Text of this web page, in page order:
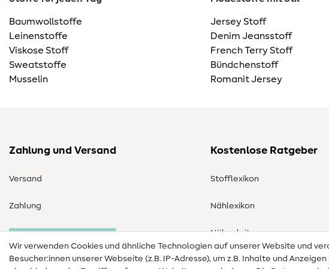
Baumwollstoffe
Leinenstoffe
Viskose Stoff
Sweatstoffe
Musselin
Jersey Stoff
Denim Jeansstoff
French Terry Stoff
Bündchenstoff
Romanit Jersey
Zahlung und Versand
Versand
Zahlung
Kostenlose Ratgeber
Stofflexikon
Nählexikon
Nähanleitungen
Wir verwenden Cookies und ähnliche Technologien auf unserer Website und
Besucher:innen unserer Webseite (z.B. IP-Adresse), um z.B. Inhalte und